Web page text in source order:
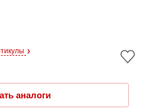
аналоги